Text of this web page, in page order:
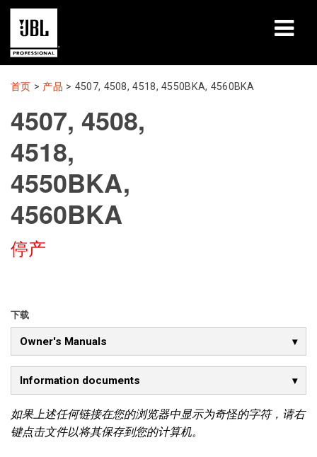
产品
案例研究
学习课程
培训
关于
哪里购买和连接
语言/地区
首页 > 产品 > 4507, 4508, 4518, 4550BKA, 4560BKA
4507, 4508,
4518,
4550BKA,
4560BKA
停产
下载
Owner's Manuals
Information documents
如果上述任何链接在您的浏览器中显示为奇怪的字符，请右
键点击文件以将其保存到您的计算机。